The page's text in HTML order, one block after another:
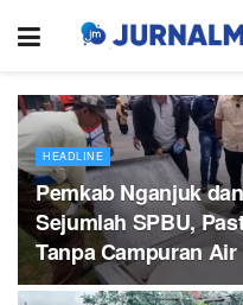
HEADLINE
Pemkab Nganjuk
Sejumlah SPBU,
Tanpa Campuran Air